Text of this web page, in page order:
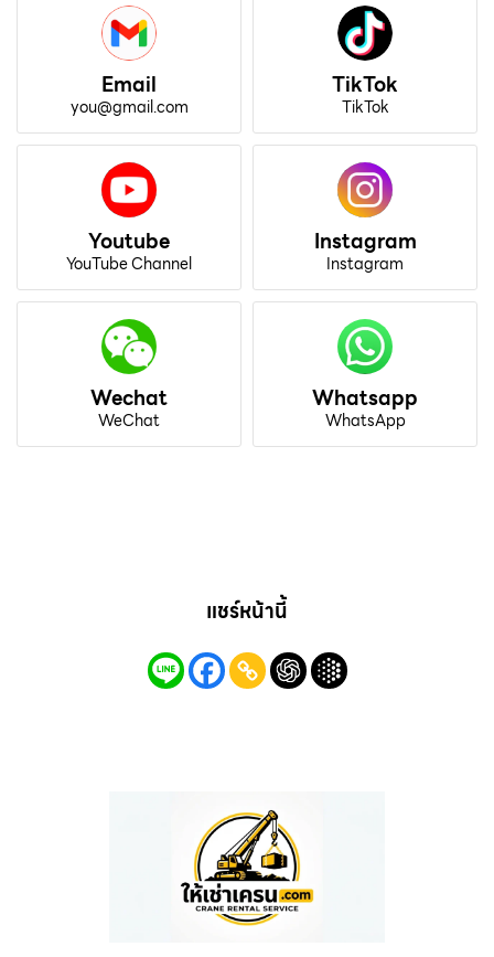
Email
you@gmail.com
TikTok
TikTok
Youtube
YouTube Channel
Instagram
Instagram
Wechat
WeChat
Whatsapp
WhatsApp
แชร์หน้านี้